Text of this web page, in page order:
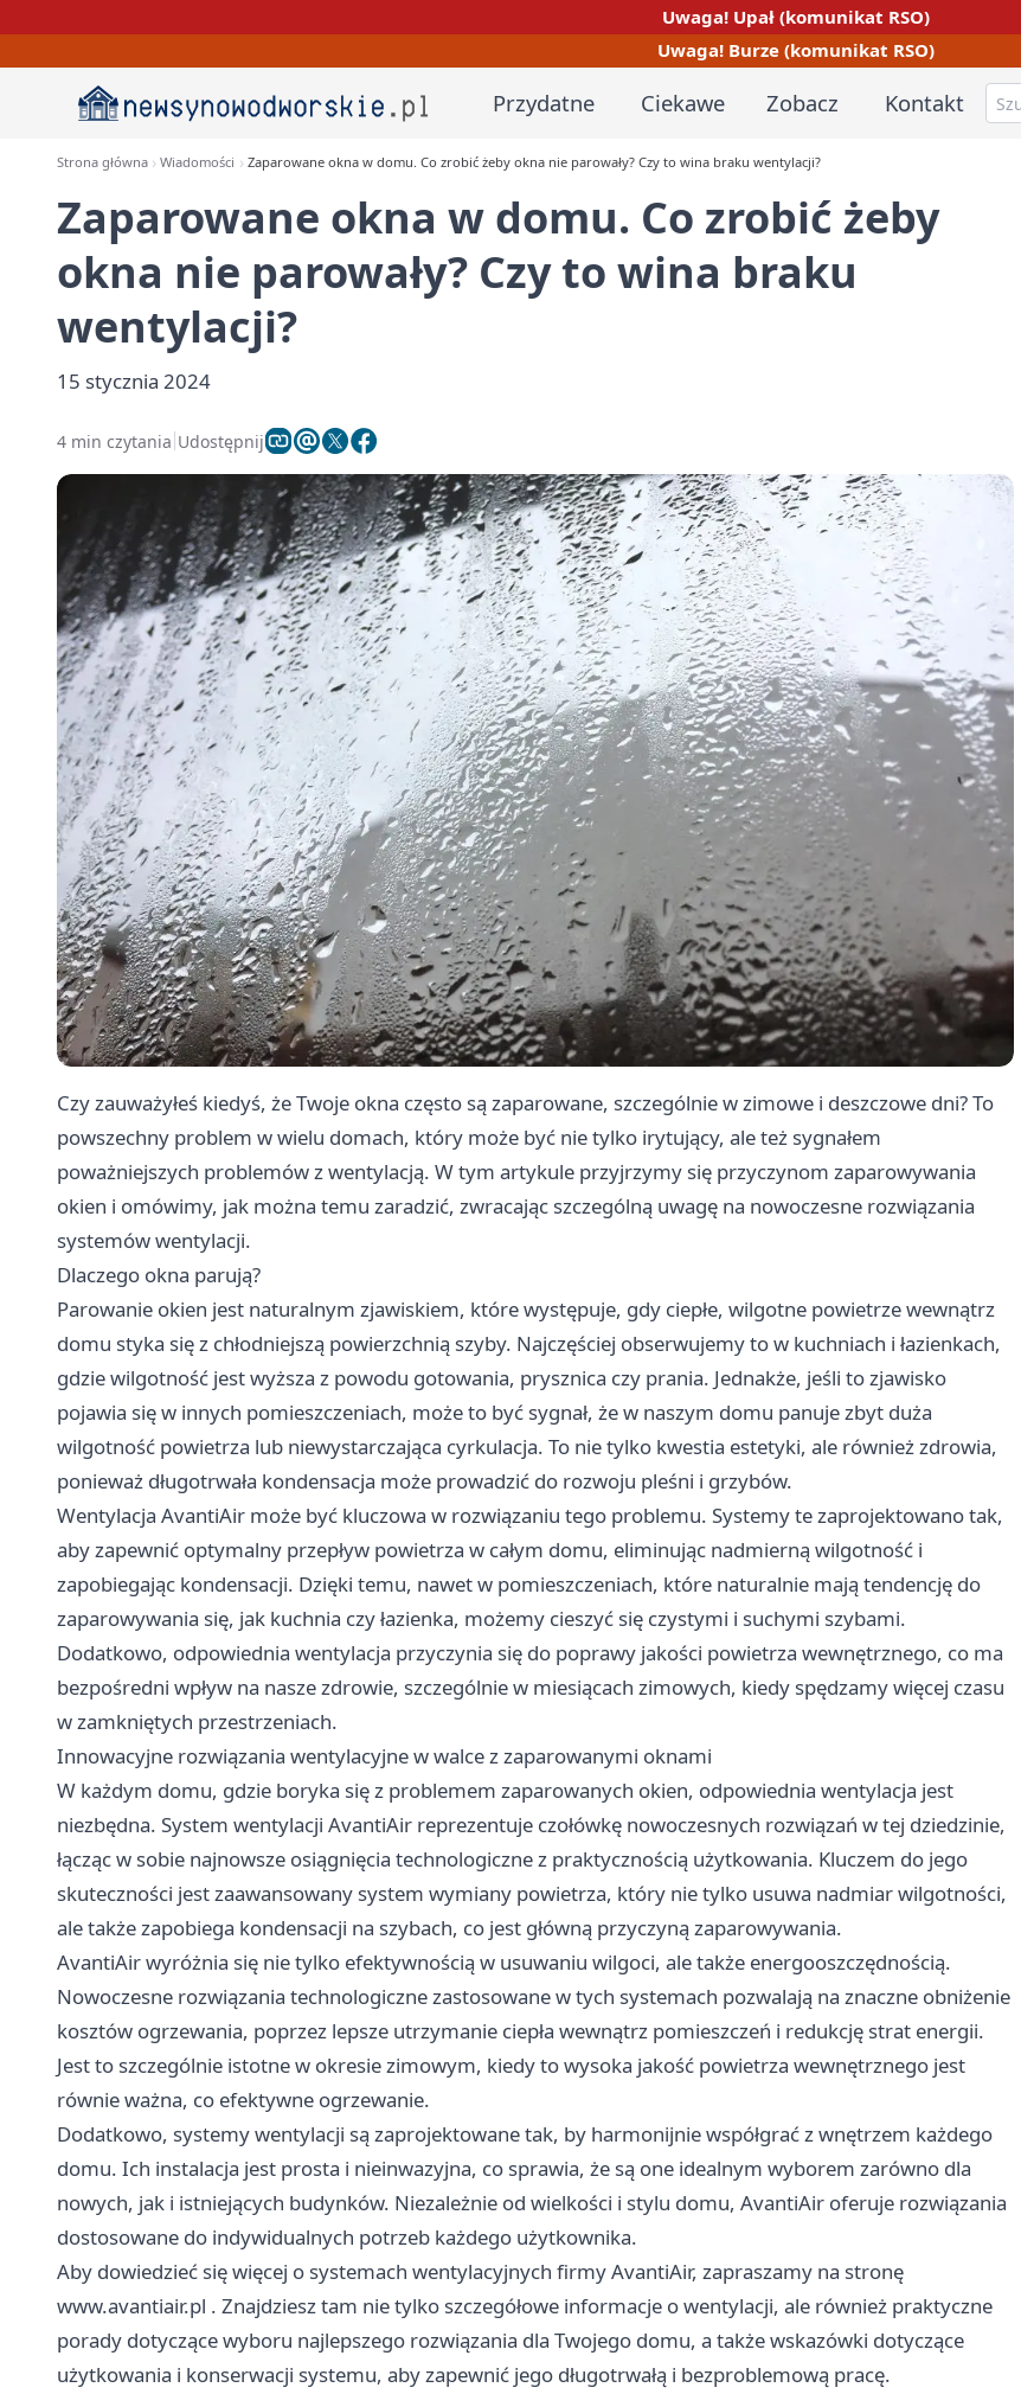
Uwaga! Upał (komunikat RSO)
Uwaga! Burze (komunikat RSO)
Przydatne Ciekawe Zobacz Kontakt
Strona główna Wiadomości Zaparowane okna w domu. Co zrobić żeby okna nie parowały? Czy to wina braku wentylacji?
Zaparowane okna w domu. Co zrobić żeby
okna nie parowały? Czy to wina braku
wentylacji?
15 stycznia 2024
4 min czytania Udostępnij
Czy zauważyłeś kiedyś, że Twoje okna często są zaparowane, szczególnie w zimowe i deszczowe dni? To
powszechny problem w wielu domach, który może być nie tylko irytujący, ale też sygnałem
poważniejszych problemów z wentylacją. W tym artykule przyjrzymy się przyczynom zaparowywania
okien i omówimy, jak można temu zaradzić, zwracając szczególną uwagę na nowoczesne rozwiązania
systemów wentylacji.
Dlaczego okna parują?
Parowanie okien jest naturalnym zjawiskiem, które występuje, gdy ciepłe, wilgotne powietrze wewnątrz
domu styka się z chłodniejszą powierzchnią szyby. Najczęściej obserwujemy to w kuchniach i łazienkach,
gdzie wilgotność jest wyższa z powodu gotowania, prysznica czy prania. Jednakże, jeśli to zjawisko
pojawia się w innych pomieszczeniach, może to być sygnał, że w naszym domu panuje zbyt duża
wilgotność powietrza lub niewystarczająca cyrkulacja. To nie tylko kwestia estetyki, ale również zdrowia,
ponieważ długotrwała kondensacja może prowadzić do rozwoju pleśni i grzybów.
Wentylacja AvantiAir może być kluczowa w rozwiązaniu tego problemu. Systemy te zaprojektowano tak,
aby zapewnić optymalny przepływ powietrza w całym domu, eliminując nadmierną wilgotność i
zapobiegając kondensacji. Dzięki temu, nawet w pomieszczeniach, które naturalnie mają tendencję do
zaparowywania się, jak kuchnia czy łazienka, możemy cieszyć się czystymi i suchymi szybami.
Dodatkowo, odpowiednia wentylacja przyczynia się do poprawy jakości powietrza wewnętrznego, co ma
bezpośredni wpływ na nasze zdrowie, szczególnie w miesiącach zimowych, kiedy spędzamy więcej czasu
w zamkniętych przestrzeniach.
Innowacyjne rozwiązania wentylacyjne w walce z zaparowanymi oknami
W każdym domu, gdzie boryka się z problemem zaparowanych okien, odpowiednia wentylacja jest
niezbędna. System wentylacji AvantiAir reprezentuje czołówkę nowoczesnych rozwiązań w tej dziedzinie,
łącząc w sobie najnowsze osiągnięcia technologiczne z praktycznością użytkowania. Kluczem do jego
skuteczności jest zaawansowany system wymiany powietrza, który nie tylko usuwa nadmiar wilgotności,
ale także zapobiega kondensacji na szybach, co jest główną przyczyną zaparowywania.
AvantiAir wyróżnia się nie tylko efektywnością w usuwaniu wilgoci, ale także energooszczędnością.
Nowoczesne rozwiązania technologiczne zastosowane w tych systemach pozwalają na znaczne obniżenie
kosztów ogrzewania, poprzez lepsze utrzymanie ciepła wewnątrz pomieszczeń i redukcję strat energii.
Jest to szczególnie istotne w okresie zimowym, kiedy to wysoka jakość powietrza wewnętrznego jest
równie ważna, co efektywne ogrzewanie.
Dodatkowo, systemy wentylacji są zaprojektowane tak, by harmonijnie współgrać z wnętrzem każdego
domu. Ich instalacja jest prosta i nieinwazyjna, co sprawia, że są one idealnym wyborem zarówno dla
nowych, jak i istniejących budynków. Niezależnie od wielkości i stylu domu, AvantiAir oferuje rozwiązania
dostosowane do indywidualnych potrzeb każdego użytkownika.
Aby dowiedzieć się więcej o systemach wentylacyjnych firmy AvantiAir, zapraszamy na stronę
www.avantiair.pl . Znajdziesz tam nie tylko szczegółowe informacje o wentylacji, ale również praktyczne
porady dotyczące wyboru najlepszego rozwiązania dla Twojego domu, a także wskazówki dotyczące
użytkowania i konserwacji systemu, aby zapewnić jego długotrwałą i bezproblemową pracę.